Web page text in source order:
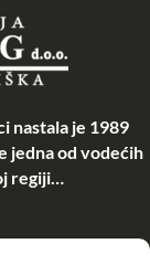
nastala je 1989
jedna od vodećih
regiji…